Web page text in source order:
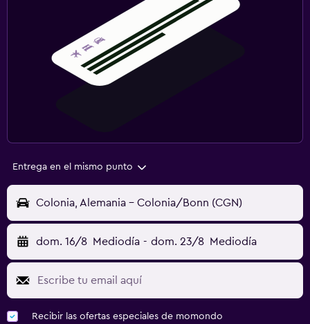
Entrega en el mismo punto
Colonia, Alemania - Colonia/Bonn (CGN)
dom. 16/8 Mediodía - dom. 23/8 Mediodía
Recibir las ofertas especiales de momondo